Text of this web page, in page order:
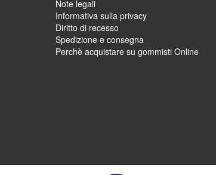
Note legali
Informativa sulla privacy
Diritto di recesso
Spedizione e consegna
Perchè acquistare su gommisti Online